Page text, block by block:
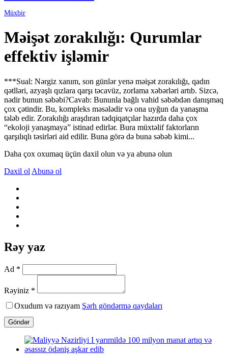
Müxbir
Məişət zorakılığı: Qurumlar
effektiv işləmir
***Sual: Nərgiz xanım, son günlər yenə məişət zorakılığı, qadın
qətlləri, azyaşlı qızlara qarşı təcavüz, zorlama xəbərləri artıb. Sizcə,
nədir bunun səbəbi?Cavab: Bununla bağlı vahid səbəbdən danışmaq
çox çətindir. Bu, kompleks məsələdir və ona uyğun da yanaşma
tələb edir. Zorakılığı araşdıran tədqiqatçılar hazırda daha çox
“ekoloji yanaşmaya” istinad edirlər. Bura müxtəlif faktorların
qarşılıqlı təsirləri aid edilir. Buna görə də buna səbəb kimi...
Daha çox oxumaq üçün daxil olun və ya abunə olun
Daxil ol Abunə ol
Rəy yaz
Ad *
Rəyiniz *
Oxudum və razıyam Şərh göndərmə qaydaları
Göndər